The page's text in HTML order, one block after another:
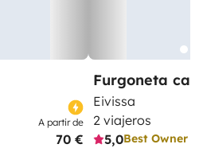
A partir de
70 €
Furgoneta
Eivissa
2 viajeros
5,0Best Owner